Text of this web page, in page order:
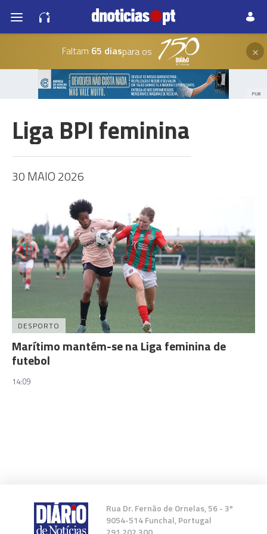
Faltam 65 diaspara os ×
PUB
Liga BPI feminina
30 MAIO 2026
DESPORTO
Marítimo mantém-se na Liga feminina de
futebol
14:09
Rua Dr. Fernão de Ornelas, 56 - 3º
9054-514 Funchal, Portugal